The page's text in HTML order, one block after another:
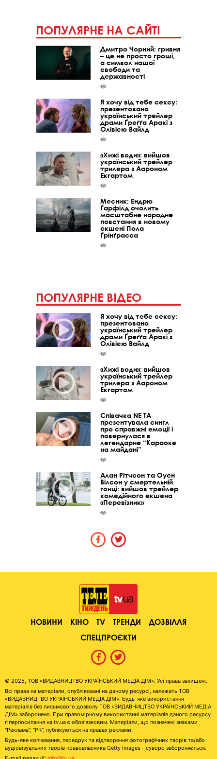
ПОПУЛЯРНЕ НА САЙТІ
Дмитро Чорний: гривня
– це не просто гроші,
а символ нашої
свободи та
державності
Я хочу від тебе сексу:
презентовано
український трейлер
драми Ґреґґа Аракі з
Олівією Вайлд
«Хижі води»: вийшов
український трейлер
трилера з Аароном
Екгартом
Месник: Ендрю
Ґарфілд очолить
масштабне народне
повстання в новому
екшені Пола
Ґрінґрасса
ПОПУЛЯРНЕ ВІДЕО
Я хочу від тебе сексу:
презентовано
український трейлер
драми Ґреґґа Аракі з
Олівією Вайлд
«Хижі води»: вийшов
український трейлер
трилера з Аароном
Екгартом
Співачка NE TA
презентувала сингл
про справжні емоції і
повернулася в
легендарне “Караоке
на майдані”
Алан Рітчсон та Оуен
Вілсон у смертельній
гонці: вийшов трейлер
комедійного екшена
«Перевізник»
НОВИНИ КІНО TV ТРЕНДИ
ДОЗВІЛЛЯ
СПЕЦПРОЄКТИ
© 2025, ТОВ «ВИДАВНИЦТВО УКРАЇНСЬКИЙ МЕДІА ДІМ». Усі права захищені.
Всі права на матеріали, опубліковані на даному ресурсі, належать ТОВ
«ВИДАВНИЦТВО УКРАЇНСЬКИЙ МЕДІА ДІМ». Будь-яке використання
матеріалів без письмового дозволу ТОВ «ВИДАВНИЦТВО УКРАЇНСЬКИЙ МЕДІА
ДІМ» заборонено. При правомірному використанні матеріалів даного ресурсу
гіперпосилання на tv.ua є обов'язковим. Матеріали, що позначені знаками
"Реклама", "PR", публікуються на правах реклами.
Будь-яке копіювання, передрук та відтворення фотографічних творів та/або
аудіовізуальних творів правовласника Getty Images - суворо забороняється.